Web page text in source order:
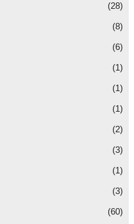
(28)
(8)
(6)
(1)
(1)
(1)
(2)
(3)
(1)
(3)
(60)